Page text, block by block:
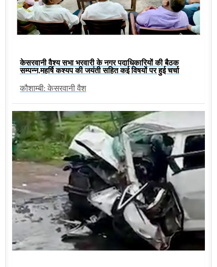
केसरवानी वैश्य सभा भरवारी के नगर पदाधिकारियों की बैठक
सम्पन्न,महर्षि कश्यप की जयंती सहित कई विषयों पर हुई चर्चा
कौशाम्बी: केसरवानी वैश